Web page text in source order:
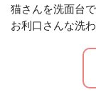
U
/
L
a
:
猫さんを洗面台
お利口さんな洗